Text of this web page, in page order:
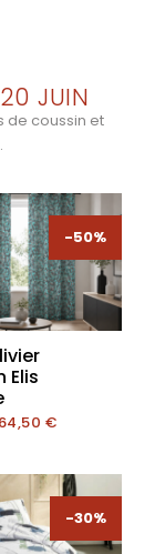
20 JUIN
de coussin et
-50%
-50%
Elis
64,50 €
-30%
-30%